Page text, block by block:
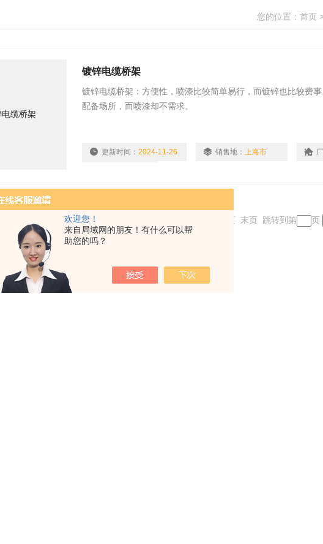
欢迎您！
来自局域网的朋友！有什么可以帮
助您的吗？
您的位置： 首页
镀锌电缆桥架
镀锌电缆桥架：方便性，喷漆比较简单易行，而镀锌也比较费
配备场所，而喷漆却不需求。
更新时间：2024-11-26 销售地：上海市
共 1 条记录，当前 1 / 1 页 首页 上一页 下一页 末页 跳转到第 页